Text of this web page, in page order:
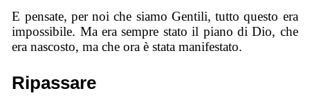
E pensate, per noi che siamo Gentili, tutto questo era
impossibile. Ma era sempre stato il piano di Dio, che
era nascosto, ma che ora è stata manifestato.
Ripassare